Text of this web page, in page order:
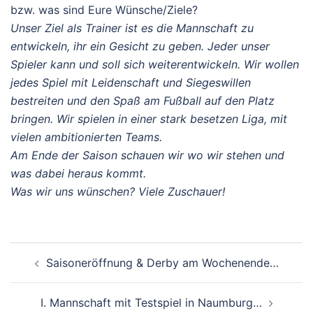
bzw. was sind Eure Wünsche/Ziele?
Unser Ziel als Trainer ist es die Mannschaft zu
entwickeln, ihr ein Gesicht zu geben. Jeder unser
Spieler kann und soll sich weiterentwickeln. Wir wollen
jedes Spiel mit Leidenschaft und Siegeswillen
bestreiten und den Spaß am Fußball auf den Platz
bringen. Wir spielen in einer stark besetzen Liga, mit
vielen ambitionierten Teams.
Am Ende der Saison schauen wir wo wir stehen und
was dabei heraus kommt.
Was wir uns wünschen? Viele Zuschauer!
Saisoneröffnung & Derby am Wochenende…
I. Mannschaft mit Testspiel in Naumburg…